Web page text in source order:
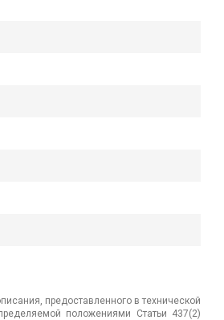
предоставленного в технической
положениями Статьи 437(2)